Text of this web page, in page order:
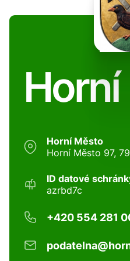
Horní Město
Horní Město 97,
ID datové
azrbd7c
+420 554 281